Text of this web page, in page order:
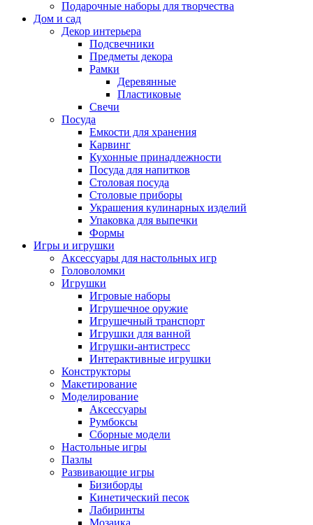
Подарочные наборы для творчества
Дом и сад
Декор интерьера
Подсвечники
Предметы декора
Рамки
Деревянные
Пластиковые
Свечи
Посуда
Емкости для хранения
Карвинг
Кухонные принадлежности
Посуда для напитков
Столовая посуда
Столовые приборы
Украшения кулинарных изделий
Упаковка для выпечки
Формы
Игры и игрушки
Аксессуары для настольных игр
Головоломки
Игрушки
Игровые наборы
Игрушечное оружие
Игрушечный транспорт
Игрушки для ванной
Игрушки-антистресс
Интерактивные игрушки
Конструкторы
Макетирование
Моделирование
Аксессуары
Румбоксы
Сборные модели
Настольные игры
Пазлы
Развивающие игры
Бизиборды
Кинетический песок
Лабиринты
Мозаика